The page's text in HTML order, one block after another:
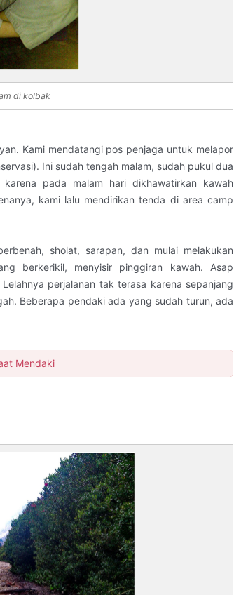
di kolbak
Kami mendatangi pos penjaga untuk melapor
Ini sudah tengah malam, sudah pukul dua
pada malam hari dikhawatirkan kawah
kami lalu mendirikan tenda di area camp
sholat, sarapan, dan mulai melakukan
berkerikil, menyisir pinggiran kawah. Asap
perjalanan tak terasa karena sepanjang
Beberapa pendaki ada yang sudah turun, ada
Mendaki